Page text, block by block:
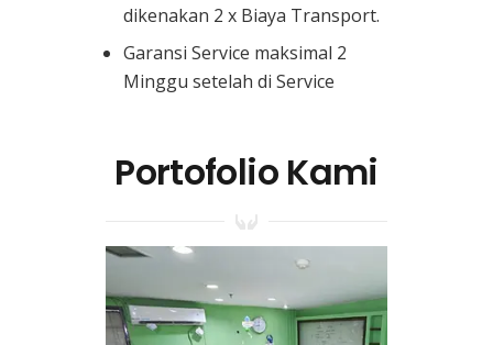
dikenakan 2 x Biaya Transport.
Garansi Service maksimal 2
Minggu setelah di Service
Portofolio Kami